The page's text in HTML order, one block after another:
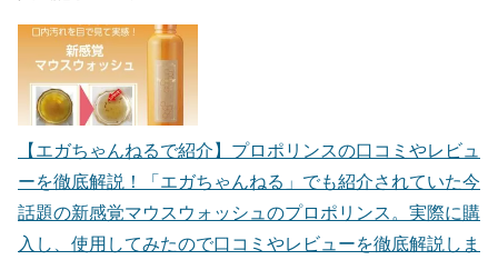
【エガちゃんねるで紹介】プロポリンスの口コミやレビュ
ーを徹底解説！
「エガちゃんねる」でも紹介されていた今
話題の新感覚マウスウォッシュのプロポリンス。実際に購
入し、使用してみたので口コミやレビューを徹底解説しま